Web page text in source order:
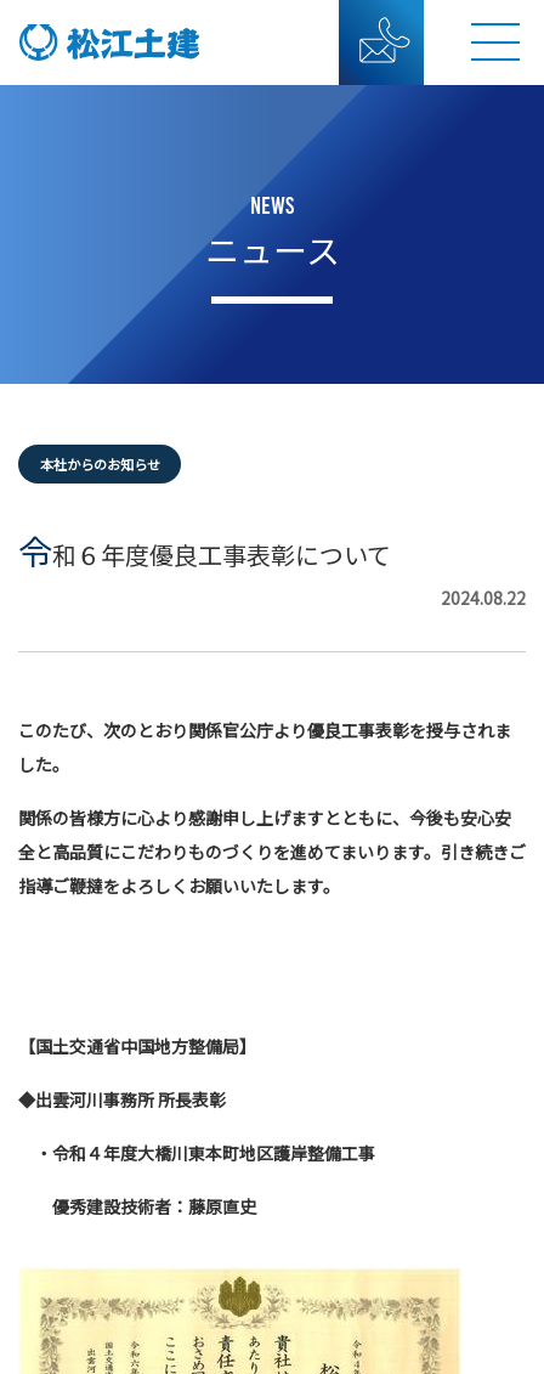
NEWS
ニュース
本社からのお知らせ
令和６年度優良工事表彰について
2024.08.22
このたび、次のとおり関係官公庁より優良工事表彰を授与されま
した。
関係の皆様方に心より感謝申し上げますとともに、今後も安心安
全と高品質にこだわりものづくりを進めてまいります。引き続きご
指導ご鞭撻をよろしくお願いいたします。
【国土交通省中国地方整備局】
◆出雲河川事務所 所長表彰
・令和４年度大橋川東本町地区護岸整備工事
優秀建設技術者：藤原直史